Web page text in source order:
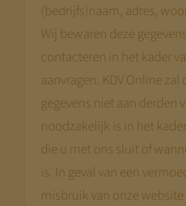
(bedrijfs)naam, adres,
Wij bewaren deze
contacteren in het kader
aanvragen. KDV Online
gegevens niet aan derden
noodzakelijk is in het
die u met ons sluit of
is. In geval van een
misbruik van onze website